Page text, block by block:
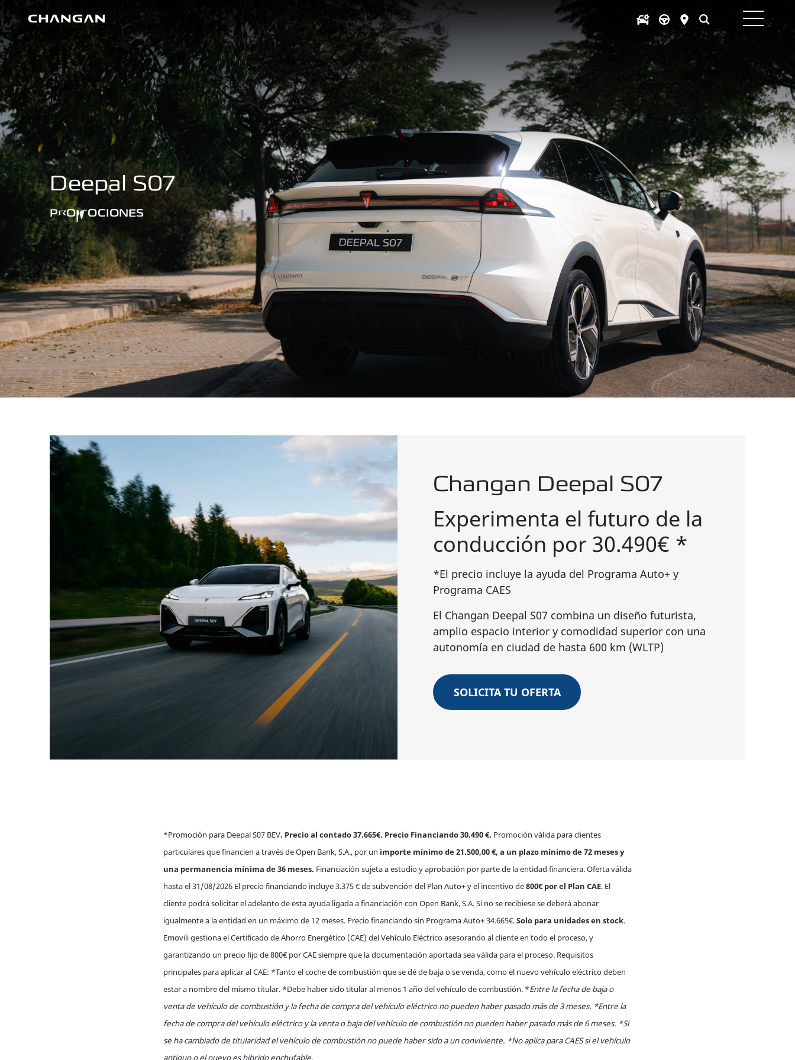
Skip to main content
Deepal S07
PROMOCIONES
Changan Deepal S07
Experimenta el futuro de la
conducción por 30.490€ *
*El precio incluye la ayuda del Programa Auto+ y
Programa CAES
El Changan Deepal S07 combina un diseño futurista,
amplio espacio interior y comodidad superior con una
autonomía en ciudad de hasta 600 km (WLTP)
SOLICITA TU OFERTA
*Promoción para Deepal S07 BEV. Precio al contado 37.665€. Precio Financiando 30.490 €. Promoción válida para clientes
particulares que financien a través de Open Bank, S.A., por un importe mínimo de 21.500,00 €, a un plazo mínimo de 72 meses y
una permanencia mínima de 36 meses. Financiación sujeta a estudio y aprobación por parte de la entidad financiera. Oferta válida
hasta el 31/08/2026 El precio financiando incluye 3.375 € de subvención del Plan Auto+ y el incentivo de800€ por el Plan CAE. El
cliente podrá solicitar el adelanto de esta ayuda ligada a financiación con Open Bank, S.A. Si no se recibiese se deberá abonar
igualmente a la entidad en un máximo de 12 meses. Precio financiando sin Programa Auto+ 34.665€.Solo para unidades en stock.
Emovili gestiona el Certificado de Ahorro Energético (CAE) del Vehículo Eléctrico asesorando al cliente en todo el proceso, y
garantizando un precio fijo de 800€ por CAE siempre que la documentación aportada sea válida para el proceso. Requisitos
principales para aplicar al CAE: *Tanto el coche de combustión que se dé de baja o se venda, como el nuevo vehículo eléctrico deben
estar a nombre del mismo titular. *Debe haber sido titular al menos 1 año del vehículo de combustión. *Entre la fecha de baja o
venta de vehículo de combustión y la fecha de compra del vehículo eléctrico no pueden haber pasado más de 3 meses. *Entre la
fecha de compra del vehículo eléctrico y la venta o baja del vehículo de combustión no pueden haber pasado más de 6 meses. *Si
se ha cambiado de titularidad el vehículo de combustión no puede haber sido a un conviviente. *No aplica para CAES si el vehículo
antiguo o el nuevo es hibrido enchufable.